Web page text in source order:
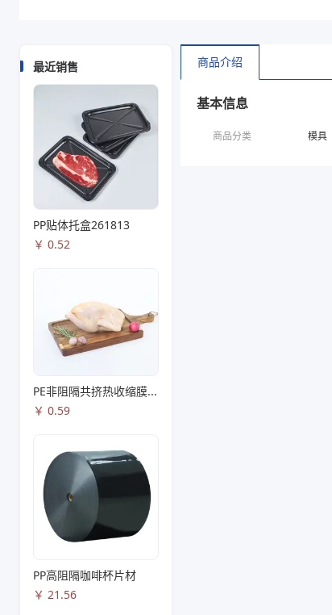
最近销售
PP贴体托盒261813
￥ 0.52
PE非阻隔共挤热收缩膜S53
￥ 0.59
PP高阻隔咖啡杯片材
￥ 21.56
商品介绍
基本信息
商品分类 模具